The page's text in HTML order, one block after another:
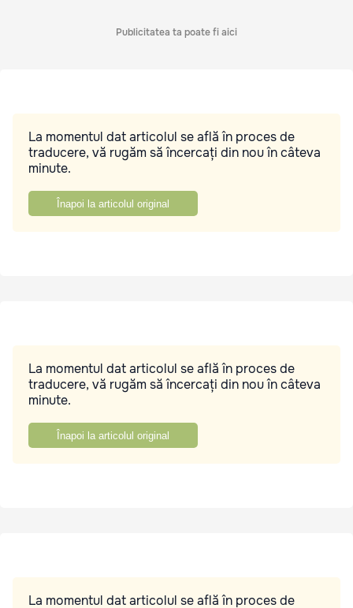
Publicitatea ta poate fi aici
La momentul dat articolul se află în proces de
traducere, vă rugăm să încercați din nou în câteva
minute.
Înapoi la articolul original
La momentul dat articolul se află în proces de
traducere, vă rugăm să încercați din nou în câteva
minute.
Înapoi la articolul original
La momentul dat articolul se află în proces de